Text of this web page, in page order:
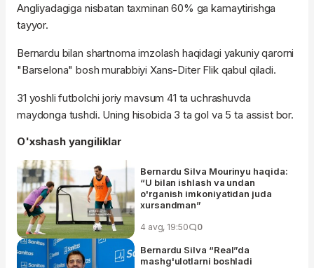
Angliyadagiga nisbatan taxminan 60% ga kamaytirishga
tayyor.
Bernardu bilan shartnoma imzolash haqidagi yakuniy qarorni
"Barselona" bosh murabbiyi Xans-Diter Flik qabul qiladi.
31 yoshli futbolchi joriy mavsum 41 ta uchrashuvda
maydonga tushdi. Uning hisobida 3 ta gol va 5 ta assist bor.
O'xshash yangiliklar
Bernardu Silva Mourinyu haqida:
“U bilan ishlash va undan
o'rganish imkoniyatidan juda
xursandman”
4 avg, 19:50 0
Bernardu Silva “Real”da
mashg'ulotlarni boshladi